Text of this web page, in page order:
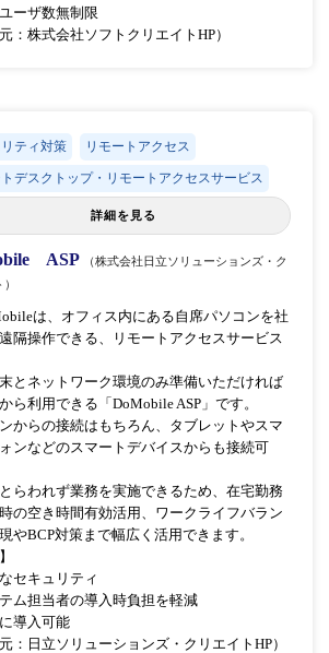
ーザ数無制限
元：株式会社ソフトクリエイトHP）
ティ対策 リモートアクセス
デスクトップ・リモートアクセスサービス
詳細を見る
ASP
（株式会社日立ソリューションズ・ク
は、オフィス内にある自席パソコンを社
隔操作できる、リモートアクセスサービス
とネットワーク環境のみ準備いただければ
ら利用できる「DoMobile ASP」です。
からの接続はもちろん、タブレットやスマ
ンなどのスマートデバイスからも接続可
らわれず業務を実施できるため、在宅勤務
の空き時間有効活用、ワークライフバラン
やBCP対策まで幅広く活用できます。
セキュリティ
テム担当者の導入時負担を軽減
導入可能
元：日立ソリューションズ・クリエイトHP）